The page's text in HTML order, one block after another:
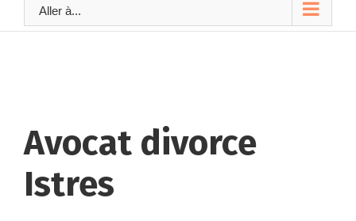
Aller à...
Avocat divorce
Istres